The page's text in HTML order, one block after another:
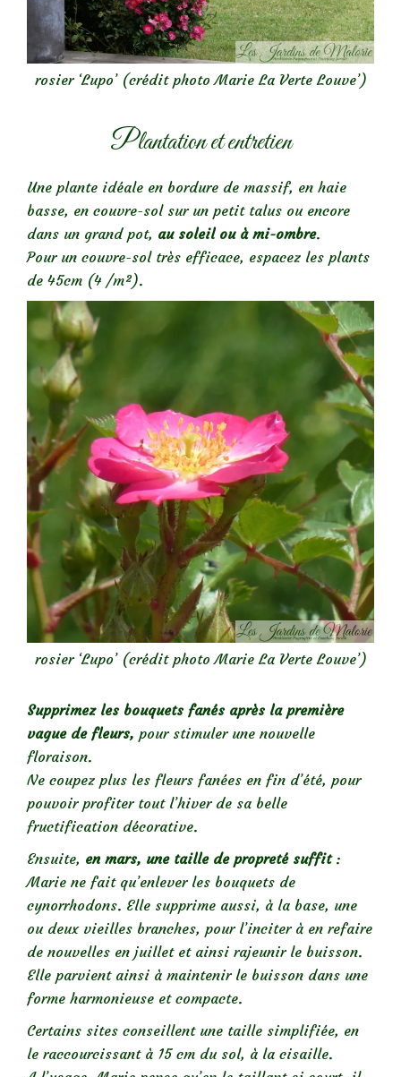
rosier ‘Lupo’ (crédit photo Marie La Verte Louve’)
Plantation et entretien
Une plante idéale en bordure de massif, en haie
basse, en couvre-sol sur un petit talus ou encore
dans un grand pot, au soleil ou à mi-ombre.
Pour un couvre-sol très efficace, espacez les plants
de 45cm (4 /m²).
rosier ‘Lupo’ (crédit photo Marie La Verte Louve’)
Supprimez les bouquets fanés après la première
vague de fleurs, pour stimuler une nouvelle
floraison.
Ne coupez plus les fleurs fanées en fin d’été, pour
pouvoir profiter tout l’hiver de sa belle
fructification décorative.
Ensuite, en mars, une taille de propreté suffit:
Marie ne fait qu’enlever les bouquets de
cynorrhodons. Elle supprime aussi, à la base, une
ou deux vieilles branches, pour l’inciter à en refaire
de nouvelles en juillet et ainsi rajeunir le buisson.
Elle parvient ainsi à maintenir le buisson dans une
forme harmonieuse et compacte.
Certains sites conseillent une taille simplifiée, en
le raccourcissant à 15 cm du sol, à la cisaille.